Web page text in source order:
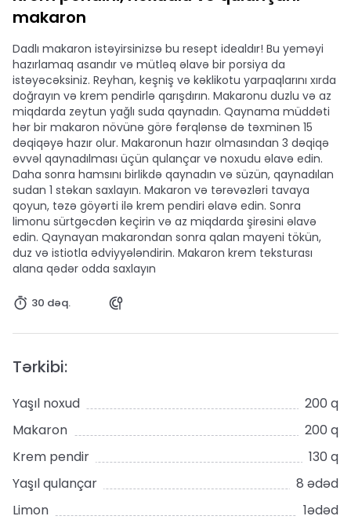
makaron
Dadlı makaron istəyirsinizsə bu resept idealdır! Bu yeməyi
hazırlamaq asandır və mütləq əlavə bir porsiya da
istəyəcəksiniz. Reyhan, keşniş və kəklikotu yarpaqlarını xırda
doğrayın və krem pendirlə qarışdırın. Makaronu duzlu və az
miqdarda zeytun yağlı suda qaynadın. Qaynama müddəti
hər bir makaron növünə görə fərqlənsə də təxminən 15
dəqiqəyə hazır olur. Makaronun hazır olmasından 3 dəqiqə
əvvəl qaynadılması üçün qulançar və noxudu əlavə edin.
Daha sonra hamsını birlikdə qaynadın və süzün, qaynadılan
sudan 1 stəkan saxlayın. Makaron və tərəvəzləri tavaya
qoyun, təzə göyərti ilə krem ​​pendiri əlavə edin. Sonra
limonu sürtgəcdən keçirin və az miqdarda şirəsini əlavə
edin. Qaynayan makarondan sonra qalan mayeni tökün,
duz və istiotla ədviyyələndirin. Makaron krem teksturası
alana qədər odda saxlayın
30 dəq.
Tərkibi:
Yaşıl noxud
200 q
Makaron
200 q
Krem pendir
130 q
Yaşıl qulançar
8 ədəd
Limon
1ədəd